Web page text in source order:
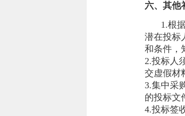
六、其他
1.根
潜在投标
和条件，
2.投标人
交虚假材
3.集中采
的投标文
4.投标签